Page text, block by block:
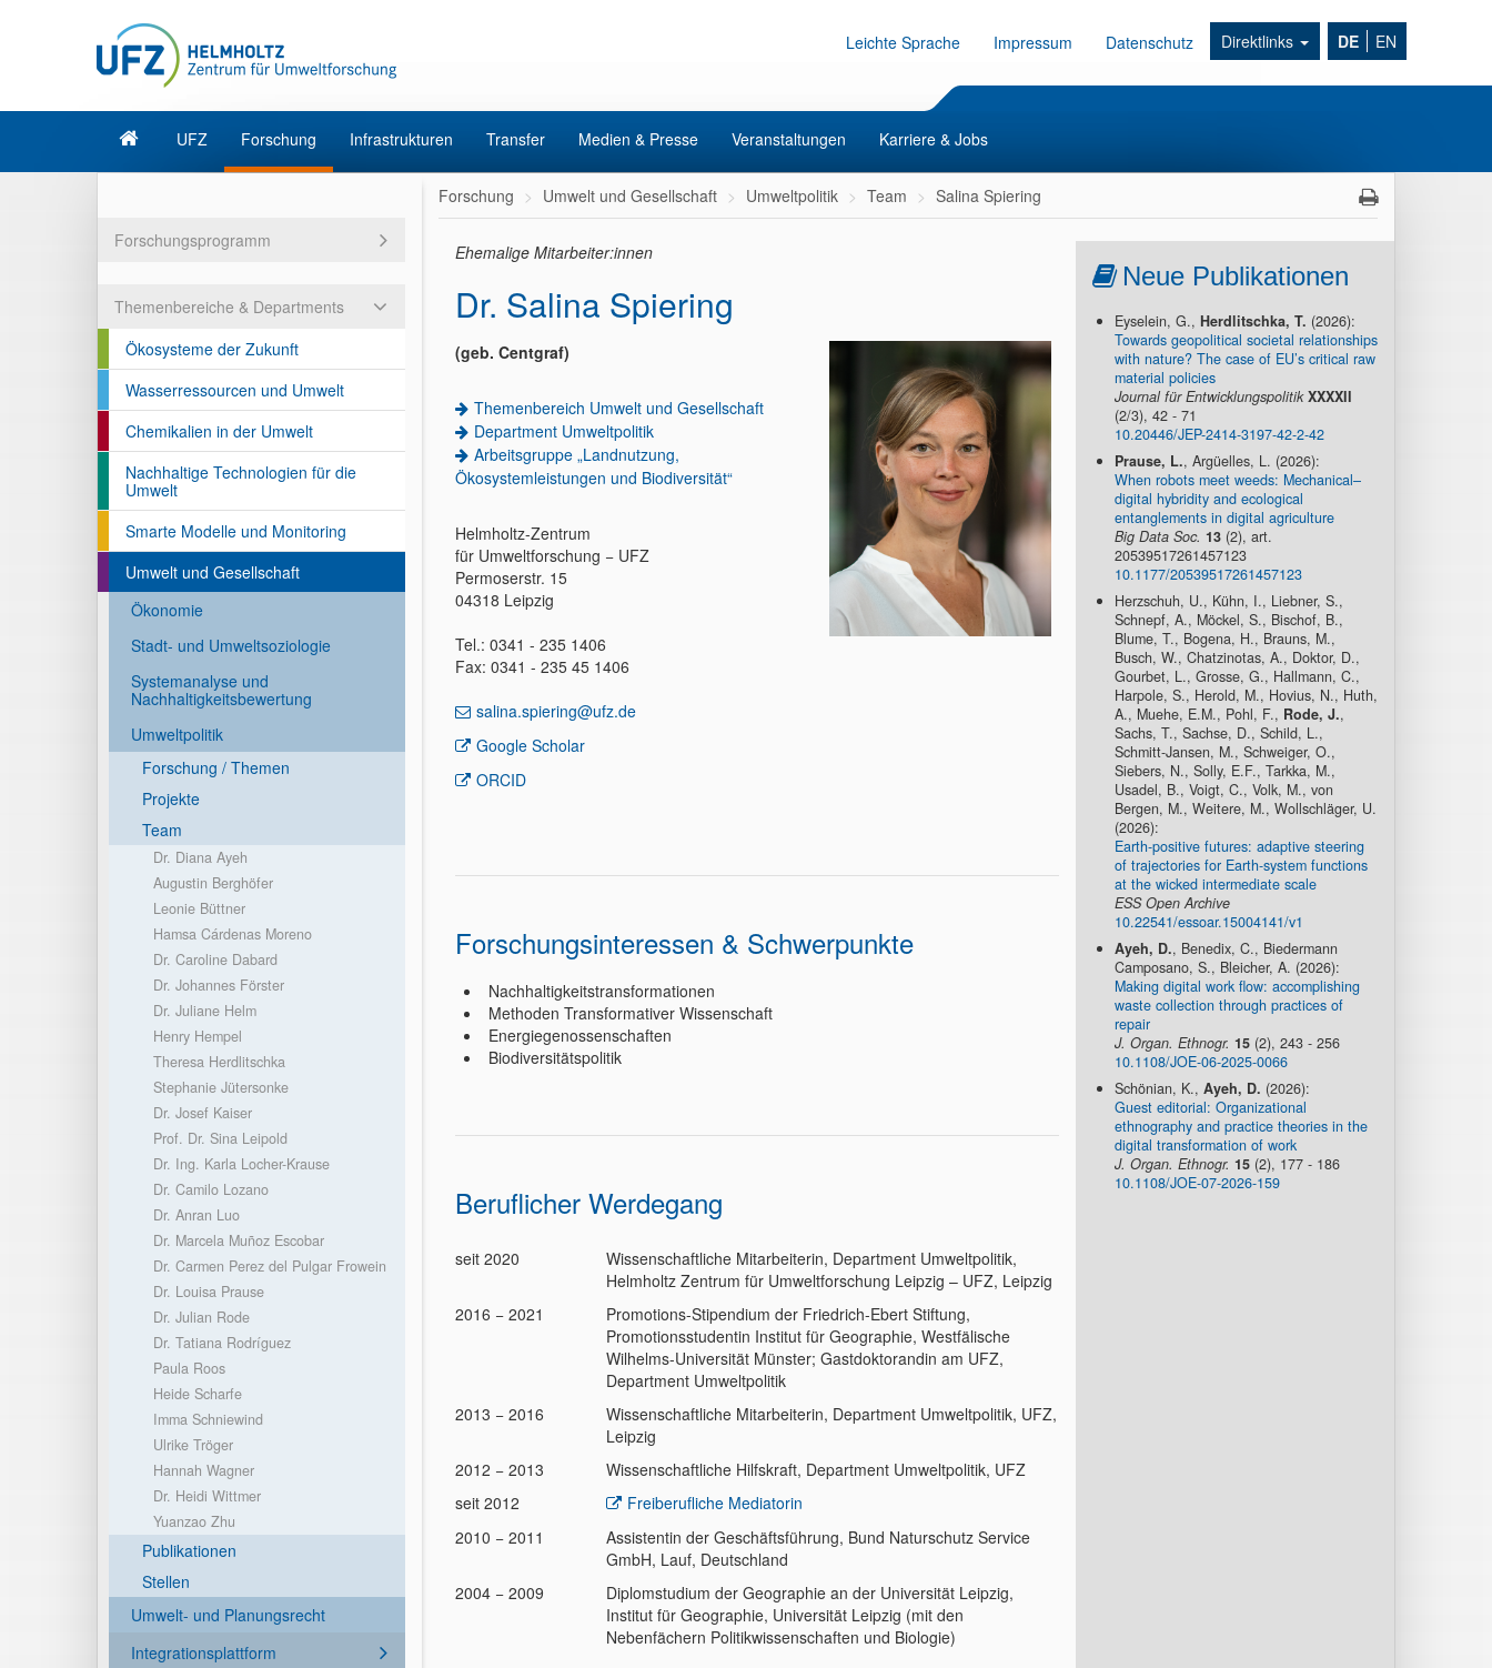
Leichte Sprache Impressum Datenschutz Direktlinks DE EN
UFZ Forschung Infrastrukturen Transfer Medien & Presse Veranstaltungen Karriere & Jobs
Forschungsprogramm
Themenbereiche & Departments
Ökosysteme der Zukunft
Wasserressourcen und Umwelt
Chemikalien in der Umwelt
Nachhaltige Technologien für die
Umwelt
Smarte Modelle und Monitoring
Umwelt und Gesellschaft
Ökonomie
Stadt- und Umweltsoziologie
Systemanalyse und
Nachhaltigkeitsbewertung
Umweltpolitik
Forschung / Themen
Projekte
Team
Dr. Diana Ayeh
Augustin Berghöfer
Leonie Büttner
Hamsa Cárdenas Moreno
Dr. Caroline Dabard
Dr. Johannes Förster
Dr. Juliane Helm
Henry Hempel
Theresa Herdlitschka
Stephanie Jütersonke
Dr. Josef Kaiser
Prof. Dr. Sina Leipold
Dr. Ing. Karla Locher-Krause
Dr. Camilo Lozano
Dr. Anran Luo
Dr. Marcela Muñoz Escobar
Dr. Carmen Perez del Pulgar Frowein
Dr. Louisa Prause
Dr. Julian Rode
Dr. Tatiana Rodríguez
Paula Roos
Heide Scharfe
Imma Schniewind
Ulrike Tröger
Hannah Wagner
Dr. Heidi Wittmer
Yuanzao Zhu
Publikationen
Stellen
Umwelt- und Planungsrecht
Integrationsplattform
Forschung Umwelt und Gesellschaft Umweltpolitik Team Salina Spiering
Ehemalige Mitarbeiter:innen
Dr. Salina Spiering
(geb. Centgraf)
Themenbereich Umwelt und Gesellschaft
Department Umweltpolitik
Arbeitsgruppe „Landnutzung,
Ökosystemleistungen und Biodiversität“
Helmholtz-Zentrum
für Umweltforschung − UFZ
Permoserstr. 15
04318 Leipzig
Tel.: 0341 - 235 1406
Fax: 0341 - 235 45 1406
salina.spiering@ufz.de
Google Scholar
ORCID
Forschungsinteressen & Schwerpunkte
Nachhaltigkeitstransformationen
Methoden Transformativer Wissenschaft
Energiegenossenschaften
Biodiversitätspolitik
Beruflicher Werdegang
seit 2020
Wissenschaftliche Mitarbeiterin, Department Umweltpolitik,
Helmholtz Zentrum für Umweltforschung Leipzig – UFZ, Leipzig
2016 − 2021
Promotions-Stipendium der Friedrich-Ebert Stiftung,
Promotionsstudentin Institut für Geographie, Westfälische
Wilhelms-Universität Münster; Gastdoktorandin am UFZ,
Department Umweltpolitik
2013 − 2016
Wissenschaftliche Mitarbeiterin, Department Umweltpolitik, UFZ,
Leipzig
2012 − 2013
Wissenschaftliche Hilfskraft, Department Umweltpolitik, UFZ
seit 2012
Freiberufliche Mediatorin
2010 − 2011
Assistentin der Geschäftsführung, Bund Naturschutz Service
GmbH, Lauf, Deutschland
2004 − 2009
Diplomstudium der Geographie an der Universität Leipzig,
Institut für Geographie, Universität Leipzig (mit den
Nebenfächern Politikwissenschaften und Biologie)
Neue Publikationen
Eyselein, G., Herdlitschka, T. (2026):
Towards geopolitical societal relationships
with nature? The case of EU’s critical raw
material policies
Journal für Entwicklungspolitik XXXXII
(2/3), 42 - 71
10.20446/JEP-2414-3197-42-2-42
Prause, L., Argüelles, L. (2026):
When robots meet weeds: Mechanical–
digital hybridity and ecological
entanglements in digital agriculture
Big Data Soc. 13(2), art.
20539517261457123
10.1177/20539517261457123
Herzschuh, U., Kühn, I., Liebner, S.,
Schnepf, A., Möckel, S., Bischof, B.,
Blume, T., Bogena, H., Brauns, M.,
Busch, W., Chatzinotas, A., Doktor, D.,
Gourbet, L., Grosse, G., Hallmann, C.,
Harpole, S., Herold, M., Hovius, N., Huth,
A., Muehe, E.M., Pohl, F., Rode, J.,
Sachs, T., Sachse, D., Schild, L.,
Schmitt-Jansen, M., Schweiger, O.,
Siebers, N., Solly, E.F., Tarkka, M.,
Usadel, B., Voigt, C., Volk, M., von
Bergen, M., Weitere, M., Wollschläger, U.
(2026):
Earth-positive futures: adaptive steering
of trajectories for Earth-system functions
at the wicked intermediate scale
ESS Open Archive
10.22541/essoar.15004141/v1
Ayeh, D., Benedix, C., Biedermann
Camposano, S., Bleicher, A. (2026):
Making digital work flow: accomplishing
waste collection through practices of
repair
J. Organ. Ethnogr. 15(2), 243 - 256
10.1108/JOE-06-2025-0066
Schönian, K., Ayeh, D. (2026):
Guest editorial: Organizational
ethnography and practice theories in the
digital transformation of work
J. Organ. Ethnogr. 15(2), 177 - 186
10.1108/JOE-07-2026-159